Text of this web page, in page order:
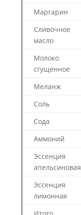
Маргарин
Сливочное
масло
Молоко
сгущенное
Меланж
Соль
Сода
Аммоний
Эссенция
апельсиновая
Эссенция
лимонная